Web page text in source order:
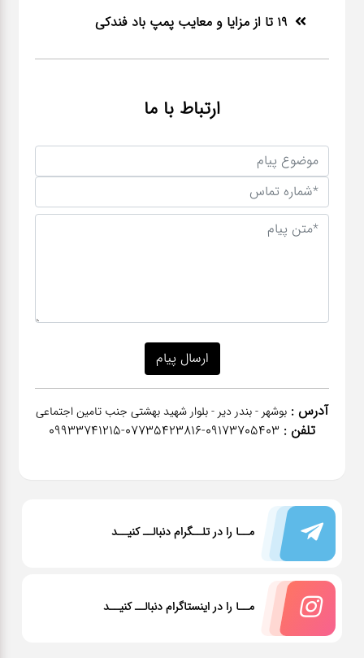
19 تا از مزایا و معایب پمپ باد فندکی
ارتباط با ما
آدرس : بوشهر - بندر دیر - بلوار شهید بهشتی جنب تامین اجتماعی
تلفن : ٠٩١٧٣٧٠٥٤٠٣-07735423816-09933741215
مــا را در تلــگرام دنبالــ کنیــد
مــا را در اینستاگرام دنبالــ کنیــد